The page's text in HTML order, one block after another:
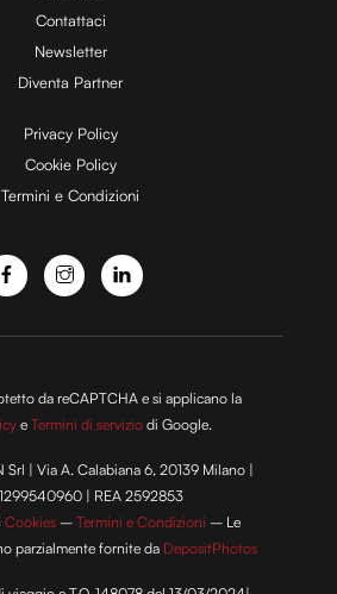
d
e
o
Contattaci
Newsletter
Diventa Partner
Privacy Policy
Cookie Policy
Termini e Condizioni
da reCAPTCHA e si applicano la
eTermini di servizio di Google.
| Via A. Calabiana 6, 20139 Milano |
| REA 2592853
Cookies –Termini e Condizioni – Le
parzialmente fornite da DepositPhotos